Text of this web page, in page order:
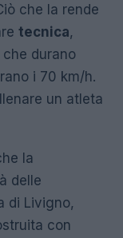
che la rende
tecnica,
durano
i 70 km/h.
un atleta
la
delle
di Livigno,
con